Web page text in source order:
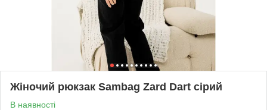
Жіночий рюкзак Sambag Zard Dart сірий
В наявності